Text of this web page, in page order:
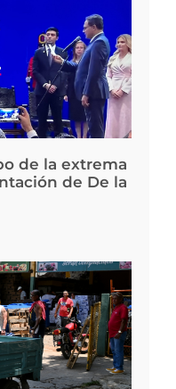
de la extrema
de De la